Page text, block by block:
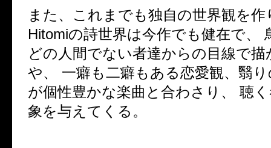
また、これまでも独自の世界観を
Hitomiの詩世界は今作でも健在で、
どの人間でない者達からの目線で描
や、 一癖も二癖もある恋愛観、翳
が個性豊かな楽曲と合わさり、 聴
象を与えてくる。